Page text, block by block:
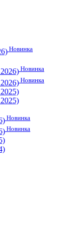
Новинка
Новинка
Новинка
Новинка
Новинка